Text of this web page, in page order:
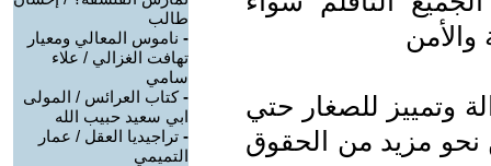
والأمن
وتمييز للصغار حتي
نحو مزيد من الحقوق
طالب
- ناموس المعالي ومعيار
تهافت الغزالي / علاء
سامي
-كتاب العرائس / المولى
ابي سعيد حبيب الله
- تراجيديا العقل / عمار
التميمي